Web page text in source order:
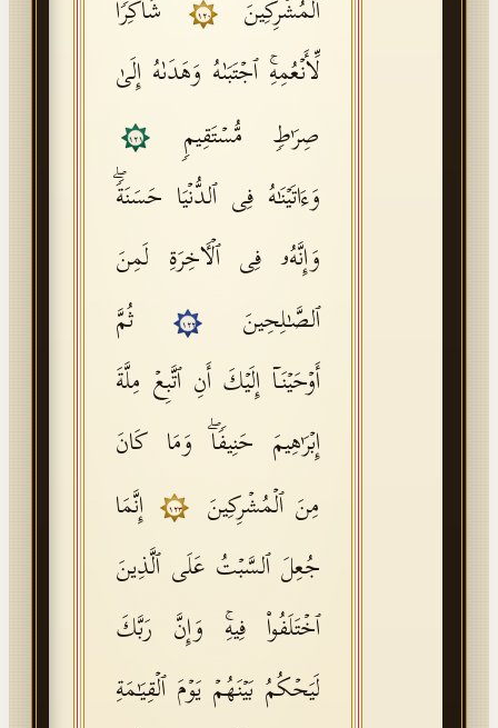
ٱلۡمُشۡرِكِینَ
١٢٠
شَاكِرࣰا
لِّأَنۡعُمِهِۚ ٱجۡتَبَىٰهُ وَهَدَىٰهُ إِلَىٰ
صِرَ ٰ⁠طࣲ مُّسۡتَقِیمࣲ
١٢١
وَءَاتَیۡنَـٰهُ فِی ٱلدُّنۡیَا حَسَنَةࣰۖ
وَإِنَّهُۥ فِی ٱلۡـَٔاخِرَةِ لَمِنَ
ٱلصَّـٰلِحِینَ
١٢٢
ثُمَّ
أَوۡحَیۡنَاۤ إِلَیۡكَ أَنِ ٱتَّبِعۡ مِلَّةَ
إِبۡرَ ٰ⁠هِیمَ حَنِیفࣰاۖ وَمَا كَانَ
مِنَ ٱلۡمُشۡرِكِینَ
١٢٣
إِنَّمَا
جُعِلَ ٱلسَّبۡتُ عَلَى ٱلَّذِینَ
ٱخۡتَلَفُوا۟ فِیهِۚ وَإِنَّ رَبَّكَ
لَیَحۡكُمُ بَیۡنَهُمۡ یَوۡمَ ٱلۡقِیَـٰمَةِ